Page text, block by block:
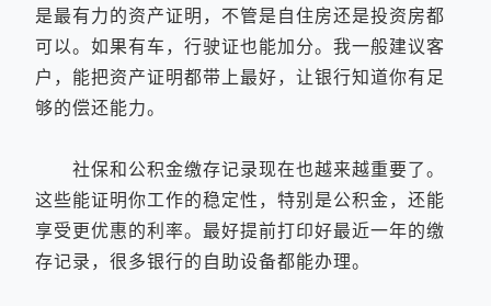
是最有力的资产证明，不管是自住房还是投资房都
可以。如果有车，行驶证也能加分。我一般建议客
户，能把资产证明都带上最好，让银行知道你有足
够的偿还能力。
社保和公积金缴存记录现在也越来越重要了。
这些能证明你工作的稳定性，特别是公积金，还能
享受更优惠的利率。最好提前打印好最近一年的缴
存记录，很多银行的自助设备都能办理。